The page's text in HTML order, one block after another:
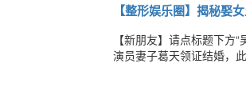
【整形娱乐圈】揭秘娶
【新朋友】请点标题下方
演员妻子葛天领证结婚，